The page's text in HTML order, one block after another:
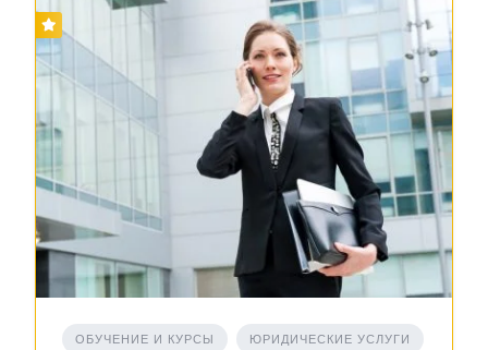
ОБУЧЕНИЕ И КУРСЫ ЮРИДИЧЕСКИЕ УСЛУГИ